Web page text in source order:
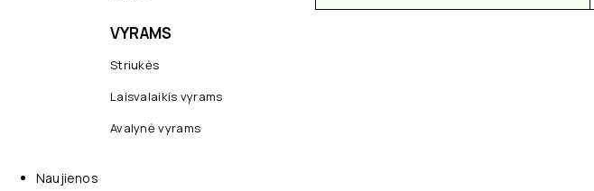
VYRAMS
Striukės
Laisvalaikis vyrams
Avalynė vyrams
Naujienos